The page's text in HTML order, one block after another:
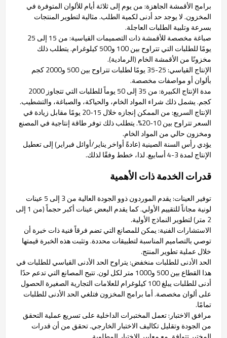
برامج الأقمشة الجاهزة: من يوم إلى ثلاثة أيام للألوان المتوفرة في
المخزون. لا يوجد حد أدنى لكمية الطلب. مثالية لتطوير المنتجات
بسرعة وتلبية الطلبات العاجلة.
صباغة مخصصة للأقمشة ذات التصميمات القياسية: من 15 إلى 25
يومًا للطلبات التي تتراوح بين 100 و500 كيلوغرام. يتطلب ذلك
مخزونًا من الأقمشة الخام (الرمادية).
الإنتاج القياسي: 25-35 يومًا لطلبات تتراوح بين 500 و2000 كجم
بألوان أو مواصفات مخصصة.
مدة الإنتاج الكبيرة: من 35 إلى 50 يوماً للطلبات التي تتجاوز 2000
كجم. يشمل ذلك شراء المواد الخام، والحياكة، والصباغة، والتشطيب.
الإنتاج السريع: من الممكن إنجازه خلال 15-20 يومًا مقابل زيادة في
السعر تتراوح بين 10-20%. يتطلب ذلك توفر طاقة إنتاجية في المصنع
ومخزون حالي من المواد الخام.
يؤدي رأس السنة الصينية (عادةً أواخر يناير/أوائل فبراير) إلى تعطيل
الإنتاج لمدة 3-4 أسابيع. لذا، خطط وفقًا لذلك.
قدرات الخدمة ذات الأهمية
توفير العينات: يقدم الموردون ذوو الجودة العالية من 3 إلى 5 عينات
لونية مجاناً للتقييم الأولي. كما يقدم البعض عينات أكبر حجماً (من 1 إلى
2 متر) لتطوير النماذج الأولية.
الاستشارات الفنية: يمكن للمصانع التي تضم فرقاً فنية ذات خبرة أن
توصي بالتصاميم المناسبة لتطبيقات محددة. وتثبت هذه الخبرة قيمتها
خلال عملية تطوير المنتج.
الحد الأدنى للطلبات منخفض: يتراوح الحد الأدنى القياسي للطلبات في
هذا القطاع بين 500 و1000 متر لكل لون. تتيح المصانع التي تدعم حدًا
أدنى للطلبات يبلغ 100 كيلوغرام للعلامات التجارية الصغيرة الحصول
على ألوان مخصصة. أما برامج المخزون فتلغي الحد الأدنى للطلبات
تمامًا.
مرافق الاختبار: تعمل المختبرات الداخلية على تسريع عملية التحقق
من الجودة وتقليل تكاليف الاختبار الخارجي. تحقق من أن قدرات